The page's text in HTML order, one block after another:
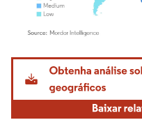
Imagem © Mordor Intelligence. O